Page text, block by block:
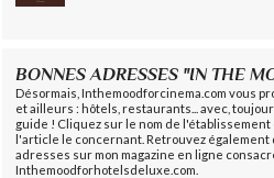
BONNES ADRESSES "IN THE
Désormais, Inthemoodforcinema.com vous
et ailleurs : hôtels, restaurants... avec,
guide ! Cliquez sur le nom de
l'article le concernant. Retrouvez
adresses sur mon magazine en ligne
Inthemoodforhotelsdeluxe.com.